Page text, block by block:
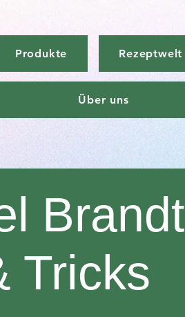
Produkte Rezeptwelt
Über uns
Brandt
Tricks